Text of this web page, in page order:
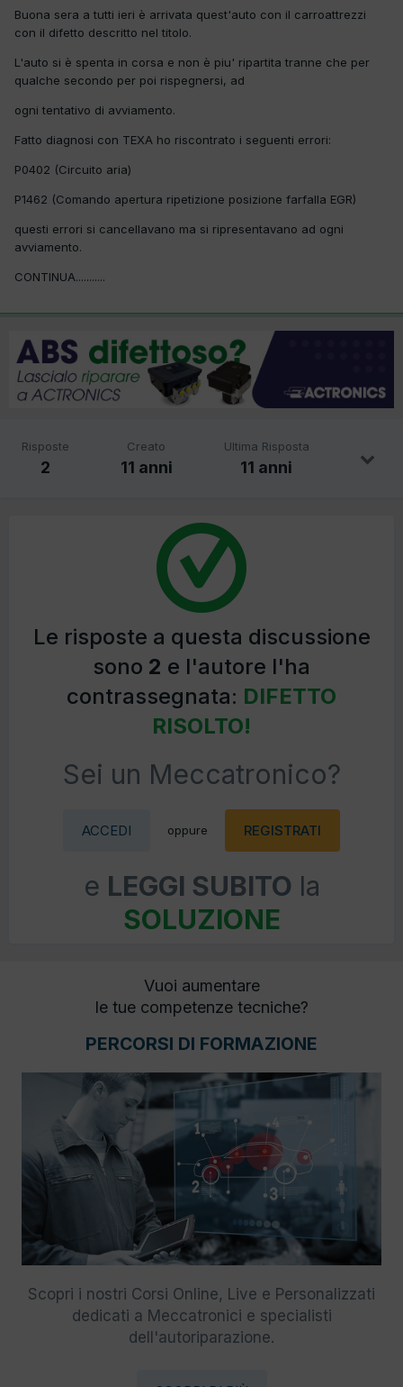
Buona sera a tutti ieri è arrivata quest'auto con il carroattrezzi
con il difetto descritto nel titolo.
L'auto si è spenta in corsa e non è piu' ripartita tranne che per
qualche secondo per poi rispegnersi, ad
ogni tentativo di avviamento.
Fatto diagnosi con TEXA ho riscontrato i seguenti errori:
P0402 (Circuito aria)
P1462 (Comando apertura ripetizione posizione farfalla EGR)
questi errori si cancellavano ma si ripresentavano ad ogni
avviamento.
CONTINUA...........
Risposte
2
Creato
11 anni
Ultima Risposta
11 anni
Le risposte a questa discussione
sono 2 e l'autore l'ha
contrassegnata: DIFETTO
RISOLTO!
Sei un Meccatronico?
ACCEDI oppure REGISTRATI
e LEGGI SUBITO la
SOLUZIONE
Vuoi aumentare
le tue competenze tecniche?
PERCORSI DI FORMAZIONE
Scopri i nostri Corsi Online, Live e Personalizzati
dedicati a Meccatronici e specialisti
dell'autoriparazione.